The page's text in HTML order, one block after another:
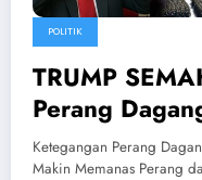
POLITIK
TRUMP
Perang
Semakin
Ketegangan Perang
Makin Memanas Perang